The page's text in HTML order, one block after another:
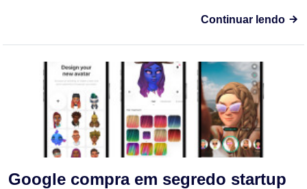
Continuar lendo
Google compra em segredo startup